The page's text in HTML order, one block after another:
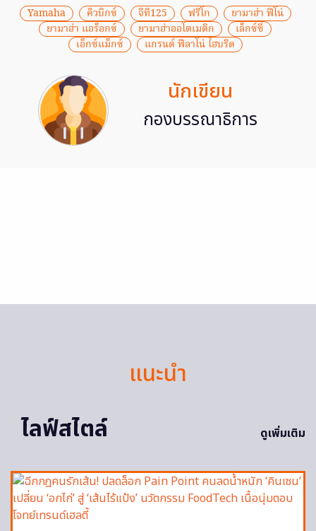
Yamaha คิวบิกซ์ จีที125 ฟรีโก
ยามาฮ่า ฟีโน่
ยามาฮ่า แอร็อกซ์
ยามาฮ่าออโตเมติก
เล็กซ์ซี่
เอ็กซ์แม็กซ์
แกรนด์ ฟีลาโน่ ไฮบริด
นักเขียน
กองบรรณาธิการ
แนะนำ
ไลฟ์สไตล์
ดูเพิ่มเติม